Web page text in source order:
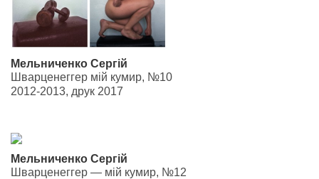
Мельниченко Сергій
Шварценеггер мій кумир, №10
2012-2013, друк 2017
Мельниченко Сергій
Шварценеггер — мій кумир, №12